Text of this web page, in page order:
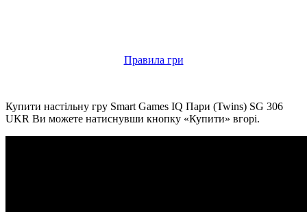
Правила гри
Купити настільну гру Smart Games IQ Пари (Twins) SG 306
UKR Ви можете натиснувши кнопку «Купити» вгорі.